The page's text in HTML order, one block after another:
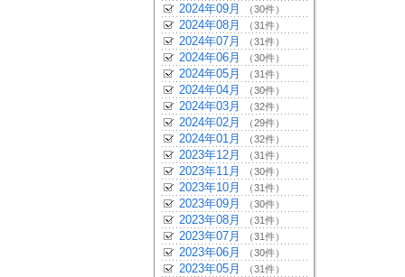
2024年09月 （30件）
2024年08月 （31件）
2024年07月 （31件）
2024年06月 （30件）
2024年05月 （31件）
2024年04月 （30件）
2024年03月 （32件）
2024年02月 （29件）
2024年01月 （32件）
2023年12月 （31件）
2023年11月 （30件）
2023年10月 （31件）
2023年09月 （30件）
2023年08月 （31件）
2023年07月 （31件）
2023年06月 （30件）
2023年05月 （31件）